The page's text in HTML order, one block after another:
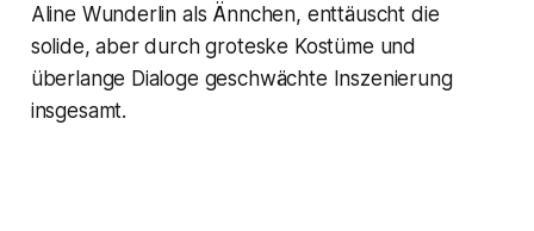
Aline Wunderlin als Ännchen, enttäuscht die
solide, aber durch groteske Kostüme und
überlange Dialoge geschwächte Inszenierung
insgesamt.